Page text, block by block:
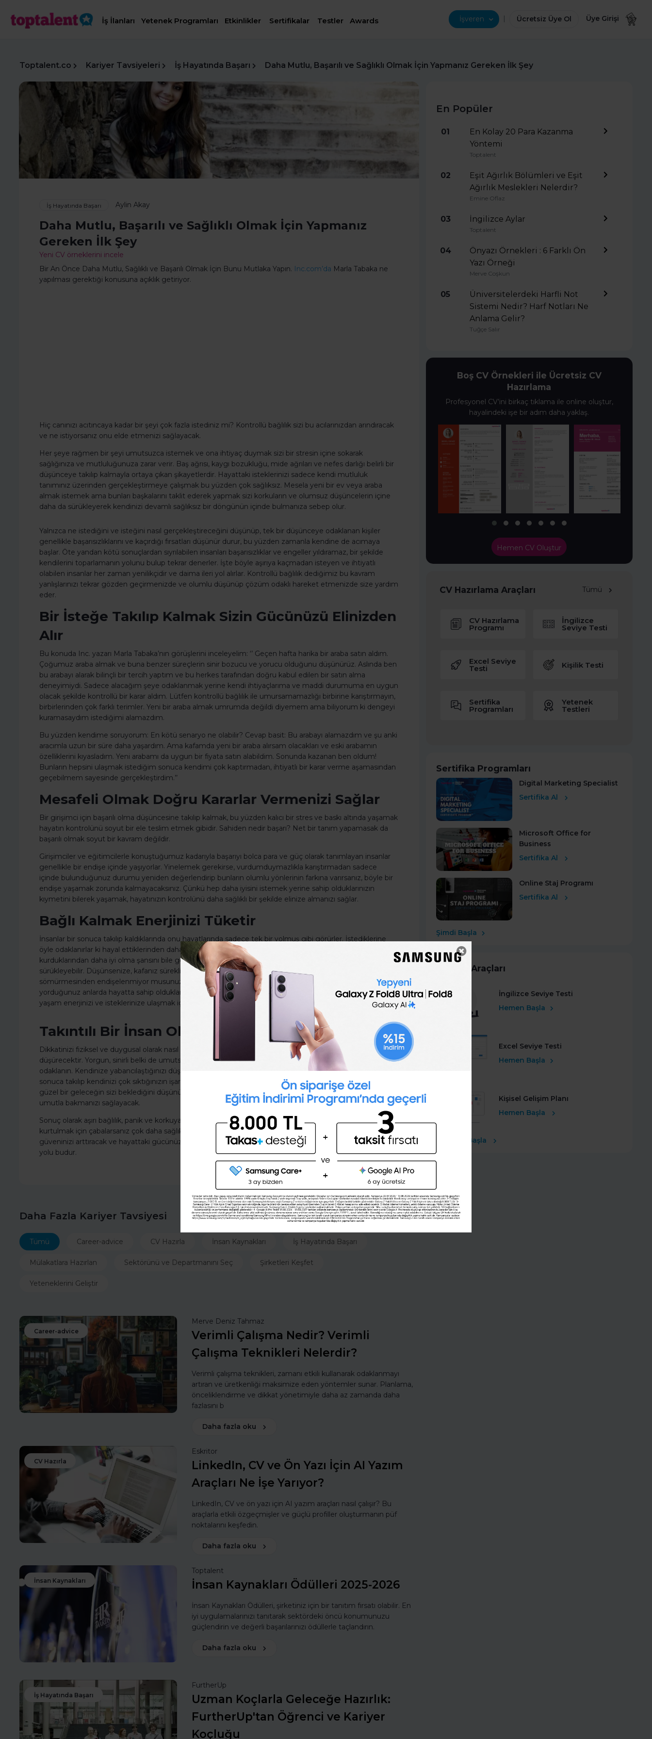
İş İlanları Yetenek Programları Etkinlikler Sertifikalar Testler Awards İşveren | Ücretsiz Üye Ol Üye Girişi
İngilizce seviyeni öğrenmek
ister misin ?
(A1,A2,B1,B2,C1,C2)
Şimdi değil Evet
Toptalent.co Kariyer Tavsiyeleri İş Hayatında Başarı Daha Mutlu, Başarılı ve Sağlıklı Olmak İçin Yapmanız Gereken İlk Şey
İş Hayatında Başarı Aylin Akay
Daha Mutlu, Başarılı ve Sağlıklı Olmak İçin Yapmanız
Gereken İlk Şey
Yeni CV örneklerini incele
Bir An Önce Daha Mutlu, Sağlıklı ve Başarılı Olmak İçin Bunu Mutlaka Yapın. Inc.com’da Marla Tabaka ne
yapılması gerektiği konusuna açıklık getiriyor.
Hiç canınızı acıtıncaya kadar bir şeyi çok fazla istediniz mi? Kontrollü bağlılık sizi bu acılarınızdan arındıracak
ve ne istiyorsanız onu elde etmenizi sağlayacak.
Her şeye rağmen bir şeyi umutsuzca istemek ve ona ihtiyaç duymak sizi bir stresin içine sokarak
sağlığınıza ve mutluluğunuza zarar verir. Baş ağrısı, kaygı bozukluğu, mide ağrıları ve nefes darlığı belirli bir
düşünceye takılıp kalmayla ortaya çıkan şikayetlerdir. Hayattaki isteklerinizi sadece kendi mutluluk
tanımınız üzerinden gerçekleştirmeye çalışmak bu yüzden çok sağlıksız. Mesela yeni bir ev veya araba
almak istemek ama bunları başkalarını taklit ederek yapmak sizi korkuların ve olumsuz düşüncelerin içine
daha da sürükleyerek kendinizi devamlı sağlıksız bir döngünün içinde bulmanıza sebep olur.
Yalnızca ne istediğini ve isteğini nasıl gerçekleştireceğini düşünüp, tek bir düşünceye odaklanan kişiler
genellikle başarısızlıklarını ve kaçırdığı fırsatları düşünür durur, bu yüzden zamanla kendine de acımaya
başlar. Öte yandan kötü sonuçlardan sıyrılabilen insanları başarısızlıklar ve engeller yıldıramaz, bir şekilde
kendilerini toparlamanın yolunu bulup tekrar denerler. İşte böyle aşırıya kaçmadan isteyen ve ihtiyatlı
olabilen insanlar her zaman yenilikçidir ve daima ileri yol alırlar. Kontrollü bağlılık dediğimiz bu kavram
yanlışlarınızı tekrar gözden geçirmenizde ve olumlu düşünüp çözüm odaklı hareket etmenizde size yardım
eder.
Bir İsteğe Takılıp Kalmak Sizin Gücünüzü Elinizden
Alır
Bu konuda Inc. yazarı Marla Tabaka’nın görüşlerini inceleyelim: ‘’ Geçen hafta harika bir araba satın aldım.
Çoğumuz araba almak ve buna benzer süreçlerin sinir bozucu ve yorucu olduğunu düşünürüz. Aslında ben
bu arabayı alarak bilinçli bir tercih yaptım ve bu herkes tarafından doğru kabul edilen bir satın alma
deneyimiydi. Sadece alacağım şeye odaklanmak yerine kendi ihtiyaçlarıma ve maddi durumuma en uygun
olacak şekilde kontrollü bir karar aldım. Lütfen kontrollü bağlılık ile umursamamazlığı birbirine karıştırmayın,
birbirlerinden çok farklı terimler. Yeni bir araba almak umrumda değildi diyemem ama biliyorum ki dengeyi
kuramasaydım istediğimi alamazdım.
Bu yüzden kendime soruyorum: En kötü senaryo ne olabilir? Cevap basit: Bu arabayı alamazdım ve şu anki
aracımla uzun bir süre daha yaşardım. Ama kafamda yeni bir araba alırsam olacakları ve eski arabamın
özelliklerini kıyasladım. Yeni arabamı da uygun bir fiyata satın alabildim. Sonunda kazanan ben oldum!
Bunların hepsini ulaşmak istediğim sonuca kendimi çok kaptırmadan, ihtiyatlı bir karar verme aşamasından
geçebilmem sayesinde gerçekleştirdim.’’
Mesafeli Olmak Doğru Kararlar Vermenizi Sağlar
Bir girişimci için başarılı olma düşüncesine takılıp kalmak, bu yüzden kalıcı bir stres ve baskı altında yaşamak
hayatın kontrolünü soyut bir ele teslim etmek gibidir. Sahiden nedir başarı? Net bir tanım yapamasak da
başarılı olmak soyut bir kavram değildir.
Girişimciler ve eğitimcilerle konuştuğumuz kadarıyla başarıyı bolca para ve güç olarak tanımlayan insanlar
genellikle bir endişe içinde yaşıyorlar. Yinelemek gerekirse, vurdumduymazlıkla karıştırmadan sadece
içinde bulunduğunuz durumu yeniden değerlendirip bunların olumlu yönlerinin farkına varırsanız, böyle bir
endişe yaşamak zorunda kalmayacaksınız. Çünkü hep daha iyisini istemek yerine sahip olduklarınızın
kıymetini bilerek yaşamak, hayatınızın kontrolünü daha sağlıklı bir şekilde elinize almanızı sağlar.
Bağlı Kalmak Enerjinizi Tüketir
İnsanlar bir sonuca takılıp kaldıklarında onu hayatlarında sadece tek bir yolmuş gibi görürler. İstediklerine
öyle odaklanırlar ki hayal ettiklerinden daha farklı olabileceği ihtimalini düşünmezler, hatta kendi kafalarında
kurduklarından daha iyi olma şansını bile göz ardı ederler. Bu ön yargı onları yorgunluk ve tükenmişliğe
sürükleyebilir. Düşünsenize, kafanız sürekli bir şeylerle meşgul. Bu durumun sizin bütün hayat enerjinizi
sömürmesinden endişelenmiyor musunuz? Tam da bu yüzden bir şeyi umutsuzca isteyip kendinizi
yorduğunuz anlarda hayatta sahip olduklarınızı aklınıza getirin, çünkü onların kıymetinin farkına varmak,
yaşam enerjinizi ve isteklerinize ulaşmak için gerekli olan yaratıcılığı size geri getirecektir.
Takıntılı Bir İnsan Olduğumuzu Nasıl Anlarız?
Dikkatinizi fiziksel ve duygusal olarak nasıl hissettiğinize verin. Elinizdeki sonuca odaklanmak enerjinizi
düşürecektir. Yorgun, sinirli belki de umutsuz ve bıkkın hissedeceksiniz. Sadece bedeninize ve ruh halinize
odaklanın. Kendinize yabancılaştığınızı düşünmek ya da yorgun, hasta gibi hissetmek… Bunlar hep tek bir
sonuca takılıp kendinizi çok sıktığınızın işaretleridir. Tam tersine yaşadığınız anın güzelliklerine odaklanın ve
güzel bir geleceğin sizi beklediğini düşünün! Emin olun ki bu sizin gücünüzü yerine getirecek ve hayata
umutla bakmanızı sağlayacak.
Sonuç olarak aşırı bağlılık, panik ve korkuya sebep olup hayattaki gücünüzü elinizden alır. Bu takıntılardan
kurtulmak için çabalarsanız çok daha sağlıklı bir yola gireceksiniz. Kontrollü bağlılık kendinize olan
güveninizi arttıracak ve hayattaki gücünüzü elinize almanızı sağlayacak. Daha mutlu ve huzurlu olmanın
yolu budur.
En Popüler
01
En Kolay 20 Para Kazanma
Yöntemi
Toptalent
02
Eşit Ağırlık Bölümleri ve Eşit
Ağırlık Meslekleri Nelerdir?
Emine Oflaz
03 İngilizce Aylar
Toptalent
04
Önyazı Örnekleri : 6 Farklı Ön
Yazı Örneği
Merve Coşkun
05
Üniversitelerdeki Harfli Not
Sistemi Nedir? Harf Notları Ne
Anlama Gelir?
Tuğçe Salır
Boş CV Örnekleri ile Ücretsiz CV
Hazırlama
Profesyonel CV’ini birkaç tıklama ile online oluştur,
hayalindeki işe bir adım daha yaklaş.
Hemen CV Oluştur
CV Hazırlama Araçları Tümü
CV Hazırlama
Programı
İngilizce
Seviye Testi
Excel Seviye
Testi Kişilik Testi
Sertifika
Programları
Yetenek
Testleri
Sertifika Programları
Digital Marketing Specialist
Sertifika Al
Microsoft Office for
Business
Sertifika Al
Online Staj Programı
Sertifika Al
Şimdi Başla
Kariyer Araçları
İngilizce Seviye Testi
Hemen Başla
Excel Seviye Testi
Hemen Başla
Kişisel Gelişim Planı
Hemen Başla
Ücretsiz Başla
Daha Fazla Kariyer Tavsiyesi
Tümü Career-advice CV Hazırla İnsan Kaynakları İş Hayatında Başarı
Mülakatlara Hazırlan Sektörünü ve Departmanını Seç Şirketleri Keşfet
Yeteneklerini Geliştir
Career-advice
Merve Deniz Tahmaz
Verimli Çalışma Nedir? Verimli
Çalışma Teknikleri Nelerdir?
Verimli çalışma teknikleri, zamanı etkili kullanarak odaklanmayı
artıran ve üretkenliği maksimize eden yöntemler sunar. Planlama,
önceliklendirme ve dikkat yönetimiyle daha az zamanda daha
fazlasını b
Daha fazla oku
CV Hazırla
Eskritor
LinkedIn, CV ve Ön Yazı İçin AI Yazım
Araçları Ne İşe Yarıyor?
LinkedIn, CV ve ön yazı için AI yazım araçları nasıl çalışır? Bu
araçlarla etkili özgeçmişler ve güçlü profiller oluşturmanın püf
noktalarını keşfedin.
Daha fazla oku
İnsan Kaynakları
Toptalent
İnsan Kaynakları Ödülleri 2025-2026
İnsan Kaynakları Ödülleri, şirketiniz için bir tanıtım fırsatı olabilir. En
iyi uygulamalarınızı tanıtarak sektördeki öncü konumunuzu
güçlendirin ve değerli başarılarınızı ödüllerle taçlandırın.
Daha fazla oku
İş Hayatında Başarı
FurtherUp
Uzman Koçlarla Geleceğe Hazırlık:
FurtherUp'tan Öğrenci ve Kariyer
Koçluğu